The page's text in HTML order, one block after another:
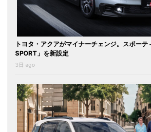
トヨタ・アクアがマイナーチェンジ。スポーテ
SPORT」を新設定
3日 ago